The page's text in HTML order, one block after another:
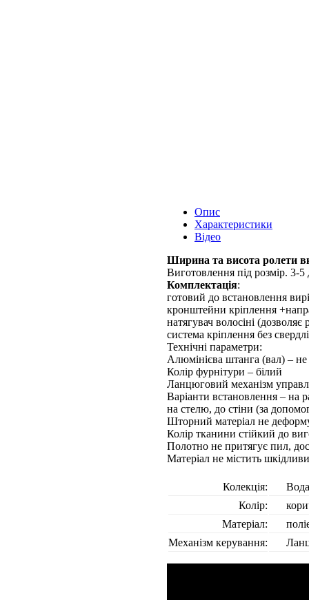
Опис
Характеристики
Відео
Ширина та висота ролети
Виготовлення під розмір. 3-5
Комплектація:
готовий до встановлення
кронштейни кріплення
натягувач волосіні
система кріплення без
Технічні параметри:
Алюмінієва штанга (вал) – не
Колір фурнітури – білий
Ланцюговий механізм
Варіанти встановлення – на
на стелю, до стіни (за
Шторний матеріал не
Колір тканини стійкий до
Полотно не притягує пил,
Матеріал не містить
Колекція:
Вода
Колір:
Матеріал:
Механізм керування: